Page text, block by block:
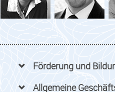
Förderung und
Allgemeine